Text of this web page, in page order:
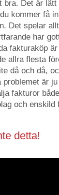
bra. Det är
kommer få
Det spelar
har
fakturaköp
allra flesta
då och då,
problemet är
fakturor
och
detta!